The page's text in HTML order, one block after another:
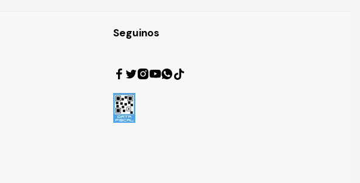
Seguinos